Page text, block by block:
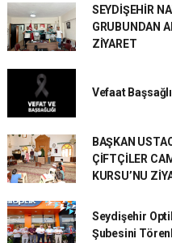
SEYDİŞEHİR
GRUBUNDAN
ZİYARET
Vefaat
BAŞKAN
ÇİFTÇİLER
KURSU’NU
Seydişehir
Şubesini